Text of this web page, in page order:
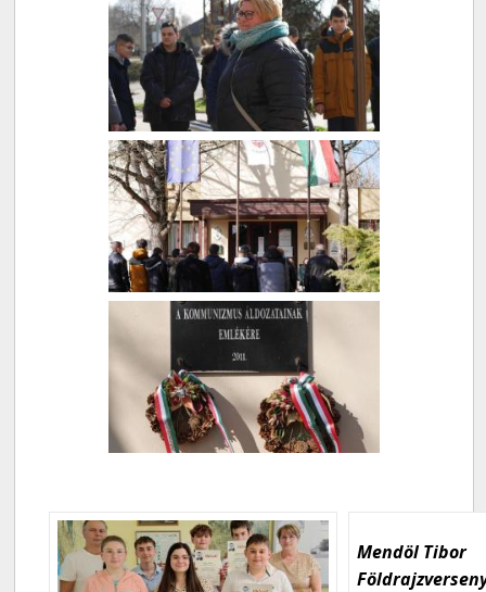
Mendöl Tibor